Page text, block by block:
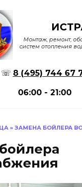
Монтаж, ремонт,
систем отопления
☏ 8 (495) 744 67
06:00 - 21:00
» ЗАМЕНА БОЙЛЕРА